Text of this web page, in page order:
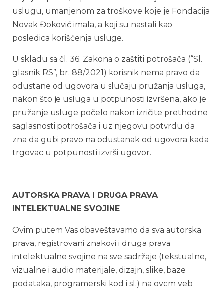
uslugu, umanjenom za troškove koje je Fondacija
Novak Đoković imala, a koji su nastali kao
posledica korišćenja usluge.
U skladu sa čl. 36. Zakona o zaštiti potrošača (“Sl.
glasnik RS”, br. 88/2021) korisnik nema pravo da
odustane od ugovora u slučaju pružanja usluga,
nakon što je usluga u potpunosti izvršena, ako je
pružanje usluge počelo nakon izričite prethodne
saglasnosti potrošača i uz njegovu potvrdu da
zna da gubi pravo na odustanak od ugovora kada
trgovac u potpunosti izvrši ugovor.
AUTORSKA PRAVA I DRUGA PRAVA
INTELEKTUALNE SVOJINE
Ovim putem Vas obaveštavamo da sva autorska
prava, registrovani znakovi i druga prava
intelektualne svojine na sve sadržaje (tekstualne,
vizualne i audio materijale, dizajn, slike, baze
podataka, programerski kod i sl.) na ovom veb